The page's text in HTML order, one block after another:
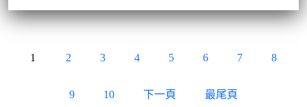
1 2 3 4 5 6 7 8
9 10 下一頁 最尾頁